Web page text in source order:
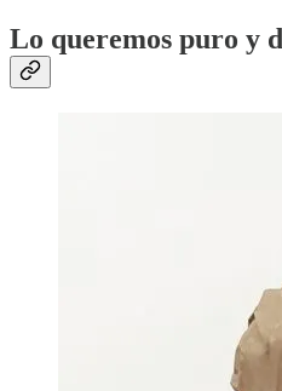
Lo queremos puro y